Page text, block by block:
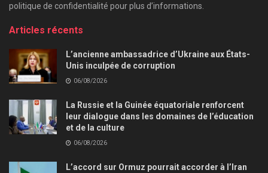
politique de confidentialité pour plus d’informations.
Articles récents
L’ancienne ambassadrice d’Ukraine aux États-
Unis inculpée de corruption
06/08/2026
La Russie et la Guinée équatoriale renforcent
leur dialogue dans les domaines de l’éducation
et de la culture
06/08/2026
L’accord sur Ormuz pourrait accorder à l’Iran